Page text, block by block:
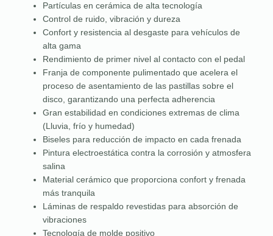
Partículas en cerámica de alta tecnología
Control de ruido, vibración y dureza
Confort y resistencia al desgaste para vehículos de
alta gama
Rendimiento de primer nivel al contacto con el pedal
Franja de componente pulimentado que acelera el
proceso de asentamiento de las pastillas sobre el
disco, garantizando una perfecta adherencia
Gran estabilidad en condiciones extremas de clima
(Lluvia, frío y humedad)
Biseles para reducción de impacto en cada frenada
Pintura electroestática contra la corrosión y atmosfera
salina
Material cerámico que proporciona confort y frenada
más tranquila
Láminas de respaldo revestidas para absorción de
vibraciones
Tecnología de molde positivo